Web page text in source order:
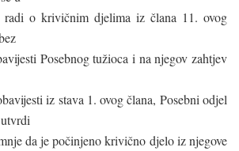
radi o krivičnim djelima iz člana 11. ovog
Posebnog tužioca i na njegov zahtjev
iz stava 1. ovog člana, Posebni odjel
da je počinjeno krivično djelo iz njegove